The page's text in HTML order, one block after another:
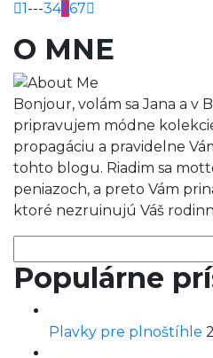
1 ---34567
O MNE
Bonjour, volám sa Jana a v
pripravujem módne
propagáciu a pravidelne
tohto blogu. Riadim sa
peniazoch, a preto Vám
ktoré nezruinujú Váš
Populárne
Plavky pre plnoštíhle